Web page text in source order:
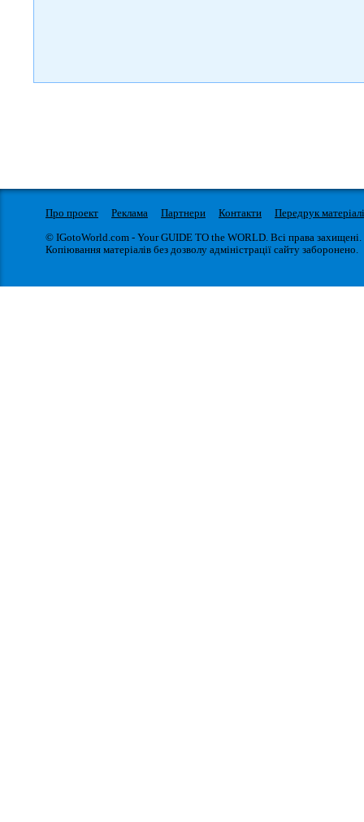
Про проект Реклама Партнери Контакти
Передрук
© IGotoWorld.com - Your GUIDE TO the WORLD. Всі права захищені.
Копіювання матеріалів без дозволу адміністрації сайту заборонено.